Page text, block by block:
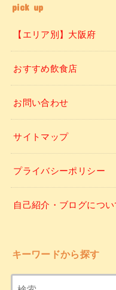
pick up
【エリア別】大阪府
おすすめ飲食店
お問い合わせ
サイトマップ
プライバシーポリシー
自己紹介・ブログについ
キーワードから探す